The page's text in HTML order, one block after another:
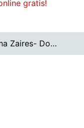
gratis!
Dominata de fanteziile tale #3 .PDF